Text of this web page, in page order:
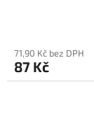
71,90 Kč bez DPH
87 Kč